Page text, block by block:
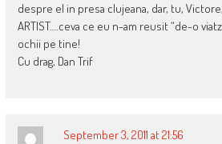
despre el in presa clujeana, dar, tu,
ARTIST….ceva ce eu n-am reusit “de-o
ochii pe tine!
Cu drag, Dan Trif
September 3, 2011 at 21:56